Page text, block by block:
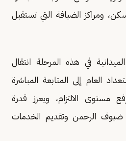
ومراكز الضيافة التي تستقبل
في هذه المرحلة انتقال
العام إلى المتابعة المباشرة
مستوى الالتزام، ويعزز قدرة
ضيوف الرحمن وتقديم الخدمات